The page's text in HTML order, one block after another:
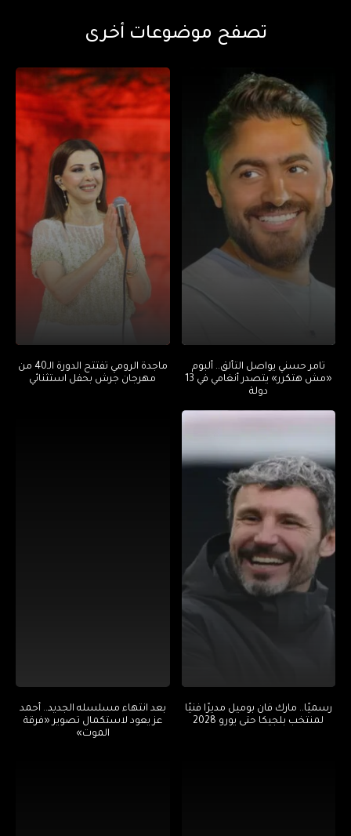
تصفح موضوعات أخرى
تامر حسني يواصل التألق.. ألبوم
«مش هتكرر» يتصدر أنغامي في 13
دولة
ماجدة الرومي تفتتح الدورة الـ40 من
مهرجان جرش بحفل استثنائي
رسميًا.. مارك فان بوميل مديرًا فنيًا
لمنتخب بلجيكا حتى يورو 2028
بعد انتهاء مسلسله الجديد.. أحمد
عز يعود لاستكمال تصوير «فرقة
الموت»